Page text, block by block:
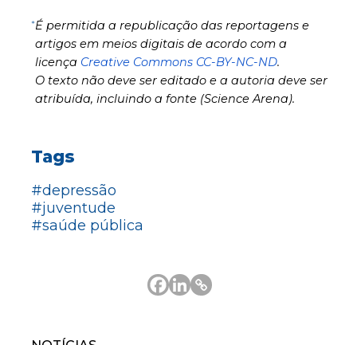
*É permitida a republicação das reportagens e
artigos em meios digitais de acordo com a
licença Creative Commons CC-BY-NC-ND.
O texto não deve ser editado e a autoria deve ser
atribuída, incluindo a fonte (Science Arena).
Tags
#depressão
#juventude
#saúde pública